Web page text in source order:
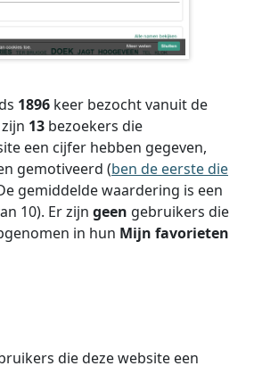
1896 keer bezocht vanuit de
13 bezoekers die
een cijfer hebben gegeven,
gemotiveerd (ben de eerste die
gemiddelde waardering is een
10). Er zijn geen gebruikers die
in hun Mijn favorieten
die deze website een